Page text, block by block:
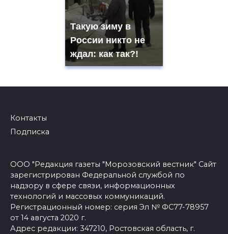
Такую зиму в
России никто не
ждал: как так?!
Контакты
Подписка
ООО "Редакция газеты "Морозовский вестник" Сайт
зарегистрирован Федеральной службой по
надзору в сфере связи, информационных
технологий и массовых коммуникаций.
Регистрационный номер: серия Эл № ФС77-78957
от 14 августа 2020 г.
Адрес редакции: 347210, Ростовская область, г.